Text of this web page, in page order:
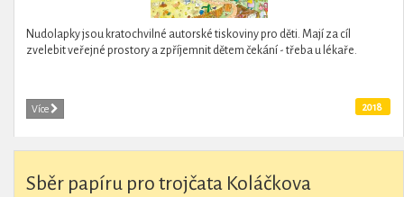
Nudolapky jsou kratochvilné autorské tiskoviny pro děti. Mají za cíl
zvelebit veřejné prostory a zpříjemnit dětem čekání - třeba u lékaře.
Více 2018
Sběr papíru pro trojčata Koláčkova